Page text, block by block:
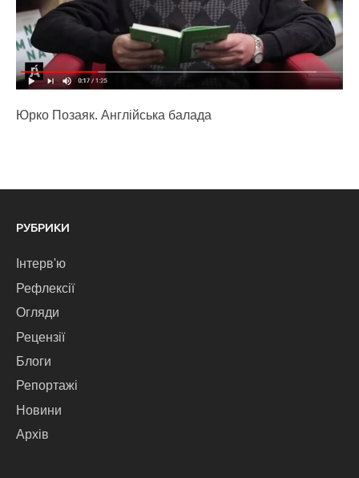
Юрко Позаяк. Англійська балада
РУБРИКИ
Інтерв'ю
Рефлексії
Огляди
Рецензії
Блоги
Репортажі
Новини
Архів